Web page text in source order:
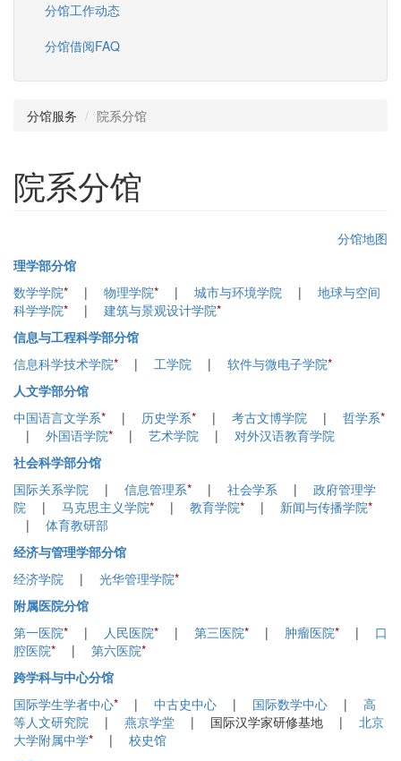
分馆工作动态
分馆借阅FAQ
分馆服务 院系分馆
院系分馆
分馆地图
理学部分馆
数学学院* | 物理学院* | 城市与环境学院 | 地球与空间
科学学院* | 建筑与景观设计学院*
信息与工程科学部分馆
信息科学技术学院* | 工学院 | 软件与微电子学院*
人文学部分馆
中国语言文学系* | 历史学系* | 考古文博学院 | 哲学系*
| 外国语学院* | 艺术学院 | 对外汉语教育学院
社会科学部分馆
国际关系学院 | 信息管理系* | 社会学系 | 政府管理学
院 | 马克思主义学院* | 教育学院* | 新闻与传播学院*
| 体育教研部
经济与管理学部分馆
经济学院 | 光华管理学院*
附属医院分馆
第一医院* | 人民医院* | 第三医院* | 肿瘤医院* | 口
腔医院* | 第六医院*
跨学科与中心分馆
国际学生学者中心* | 中古史中心 | 国际数学中心 | 高
等人文研究院 | 燕京学堂 | 国际汉学家研修基地 | 北京
大学附属中学* | 校史馆